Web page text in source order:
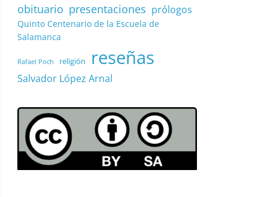
obituario presentaciones prólogos
Quinto Centenario de la Escuela de
Salamanca
Rafael Poch religión reseñas
Salvador López Arnal